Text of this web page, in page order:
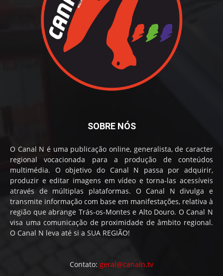
SOBRE NÓS
O Canal N é uma publicação online, generalista, de caracter
regional vocacionada para a produção de conteúdos
multimédia. O objetivo do Canal N passa por adquirir,
produzir e editar imagens em vídeo e torna-las acessíveis
através de múltiplas plataformas. O Canal N divulga e
transmite informação com base em manifestações, relativa à
região que abrange Trás-os-Montes e Alto Douro. O Canal N
visa uma comunicação de proximidade de âmbito regional.
O Canal N leva até si a SUA REGIÃO!
Contato: geral@canaln.tv